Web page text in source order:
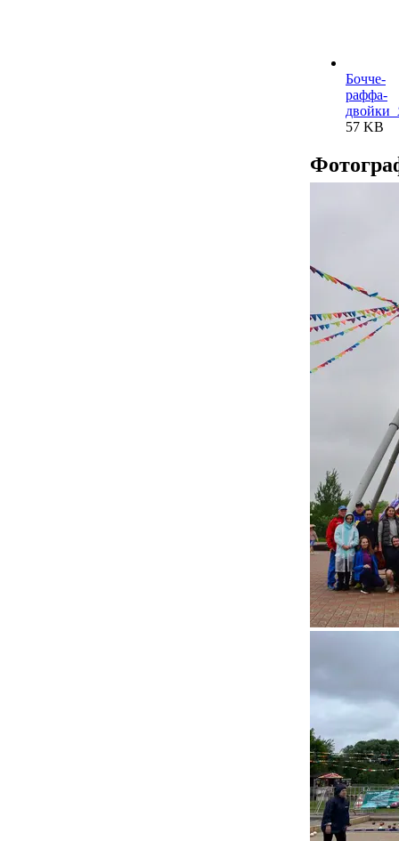
Бочче-
раффа-
57 KB